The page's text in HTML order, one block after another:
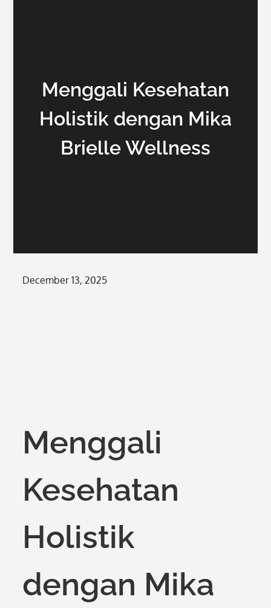
Menggali Kesehatan
Holistik dengan Mika
Brielle Wellness
Posted
December 13, 2025
Menggali
Kesehatan
Holistik
dengan Mika